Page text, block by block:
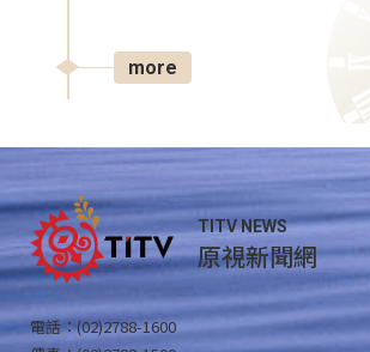
more
TITV NEWS
原視新聞網
電話：(02)2788-1600